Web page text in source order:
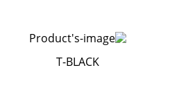
T-BLACK